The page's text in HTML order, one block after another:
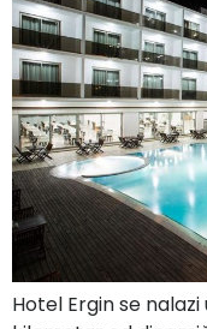
Hotel Ergin se